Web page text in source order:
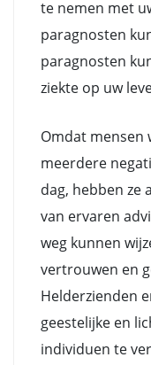
te nemen met
paragnosten
paragnosten
ziekte op uw
Omdat
meerdere
dag, hebben ze
van ervaren
weg kunnen
vertrouwen en
Helderzienden
geestelijke en
individuen te